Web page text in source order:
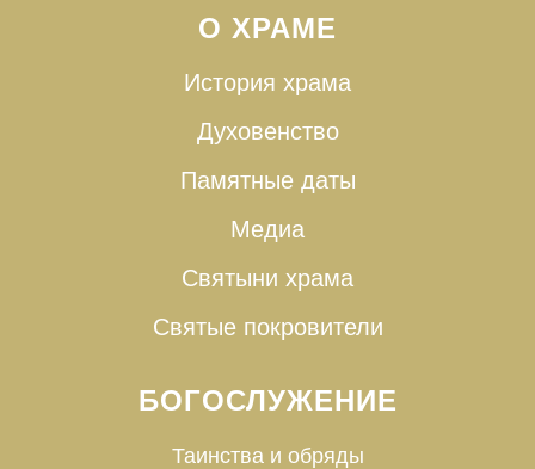
О ХРАМЕ
История храма
Духовенство
Памятные даты
Медиа
Святыни храма
Святые покровители
БОГОСЛУЖЕНИЕ
Таинства и обряды